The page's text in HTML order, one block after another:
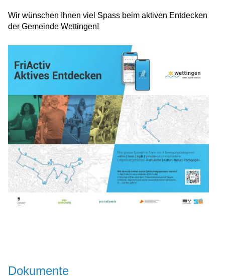
Wir wünschen Ihnen viel Spass beim aktiven Entdecken
der Gemeinde Wettingen!
Dokumente